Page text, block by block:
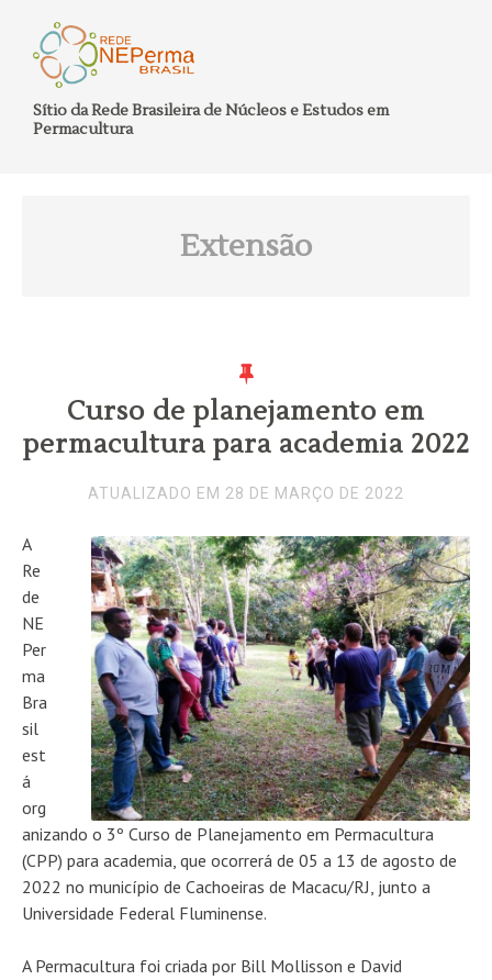
Sítio da Rede Brasileira de Núcleos e Estudos em
Permacultura
Extensão
Curso de planejamento em
permacultura para academia 2022
ATUALIZADO EM 28 DE MARÇO DE 2022
A
Re
de
NE
Per
ma
Bra
sil
est
á
org
anizando o 3º Curso de Planejamento em Permacultura
(CPP) para academia, que ocorrerá de 05 a 13 de agosto de
2022 no município de Cachoeiras de Macacu/RJ, junto a
Universidade Federal Fluminense.
A Permacultura foi criada por Bill Mollisson e David